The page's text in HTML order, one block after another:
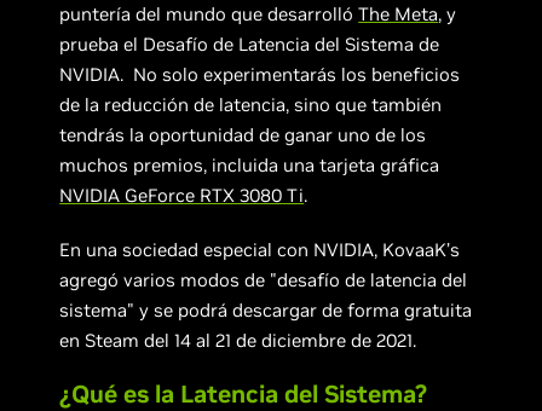
puntería del mundo que desarrollóThe Meta, y
prueba el Desafío de Latencia del Sistema de
NVIDIA. No solo experimentarás los beneficios
de la reducción de latencia, sino que también
tendrás la oportunidad de ganar uno de los
muchos premios, incluida una tarjeta gráfica
NVIDIA GeForce RTX 3080 Ti.
En una sociedad especial con NVIDIA, KovaaK’s
agregó varios modos de "desafío de latencia del
sistema" y se podrá descargar de forma gratuita
en Steam del 14 al 21 de diciembre de 2021.
¿Qué es la Latencia del Sistema?